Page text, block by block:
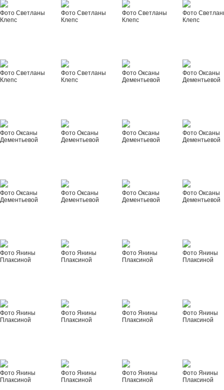
Фото Светланы
Клепс
Фото Светланы
Клепс
Фото Светланы
Клепс
Фото
Клепс
Фото Светланы
Клепс
Фото Светланы
Клепс
Фото Оксаны
Дементьевой
Фото Оксаны
Дементьевой
Фото Оксаны
Дементьевой
Фото Оксаны
Дементьевой
Фото Оксаны
Дементьевой
Фото Оксаны
Дементьевой
Фото Оксаны
Дементьевой
Фото Оксаны
Дементьевой
Фото Оксаны
Дементьевой
Фото Оксаны
Дементьевой
Фото Янины
Плаксиной
Фото Янины
Плаксиной
Фото Янины
Плаксиной
Фото Янины
Плаксиной
Фото Янины
Плаксиной
Фото Янины
Плаксиной
Фото Янины
Плаксиной
Фото Янины
Плаксиной
Фото Янины
Плаксиной
Фото Янины
Плаксиной
Фото Янины
Плаксиной
Фото Янины
Плаксиной